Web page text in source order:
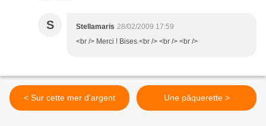
S Stellamaris 28/02/2009 17:59
<br /> Merci ! Bises.<br /> <br /> <br />
< Sur cette mer d'argent Une pâquerette >